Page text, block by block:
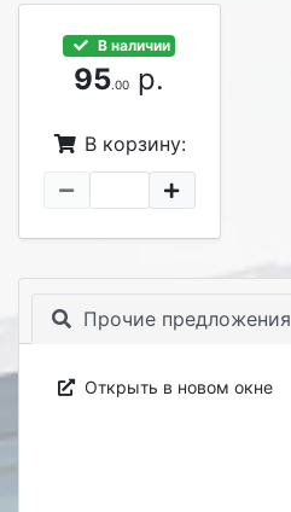
В наличии
95.00 р.
В корзину:
Прочие предложения
Открыть в новом окне